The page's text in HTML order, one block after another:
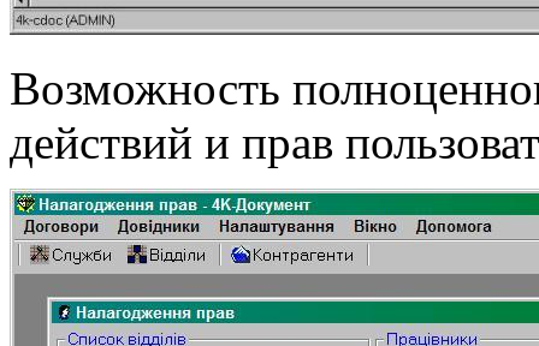
Возможность
действий и прав